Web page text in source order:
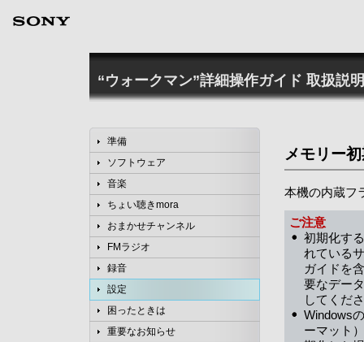
“ウォークマン”詳細操作ガイド 取扱説
準備
ソフトウェア
音楽
ちょい聴きmora
おまかせチャンネル
FMラジオ
録音
設定
困ったときは
重要なお知らせ
メモリー
本機の内蔵フ
ご注意
初期化す
れている
ガイドを
要なデー
してくだ
Windows
ーマット